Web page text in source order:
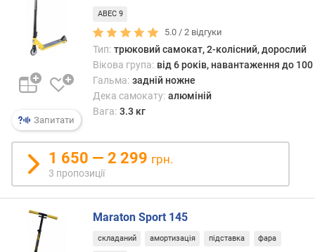
о
д
е
ш
в
и
з
а
в
і
д
г
у
к
Запитати
ABEC 9
5.0 /2 відгуки
Тип: трюковий самокат, 2-колісний, дорослий
Вікова група: від 6 років, навантаження до 100
Гальма: задній ножне
Дека самокату: алюміній
Вага: 3.3 кг
1 650 — 2 299 грн.
3 пропозиції
Maraton Sport 145
складаний амортизація підставка фара